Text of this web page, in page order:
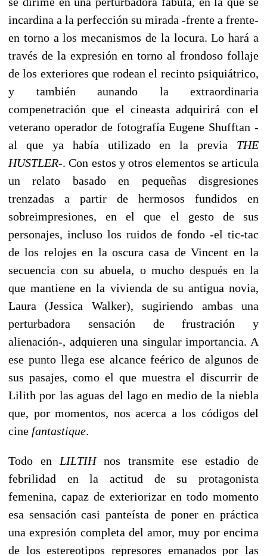
incardina a la perfección su mirada -frente a frente-
en torno a los mecanismos de la locura. Lo hará a
través de la expresión en torno al frondoso follaje
de los exteriores que rodean el recinto psiquiátrico,
y también aunando la extraordinaria
compenetración que el cineasta adquirirá con el
veterano operador de fotografía Eugene Shufftan -
al que ya había utilizado en la previa THE
HUSTLER-. Con estos y otros elementos se articula
un relato basado en pequeñas disgresiones
trenzadas a partir de hermosos fundidos en
sobreimpresiones, en el que el gesto de sus
personajes, incluso los ruidos de fondo -el tic-tac
de los relojes en la oscura casa de Vincent en la
secuencia con su abuela, o mucho después en la
que mantiene en la vivienda de su antigua novia,
Laura (Jessica Walker), sugiriendo ambas una
perturbadora sensación de frustración y
alienación-, adquieren una singular importancia. A
ese punto llega ese alcance feérico de algunos de
sus pasajes, como el que muestra el discurrir de
Lilith por las aguas del lago en medio de la niebla
que, por momentos, nos acerca a los códigos del
cine fantastique.
Todo en LILTIHnos transmite ese estadio de
febrilidad en la actitud de su protagonista
femenina, capaz de exteriorizar en todo momento
esa sensación casi panteísta de poner en práctica
una expresión completa del amor, muy por encima
de los estereotipos represores emanados por las